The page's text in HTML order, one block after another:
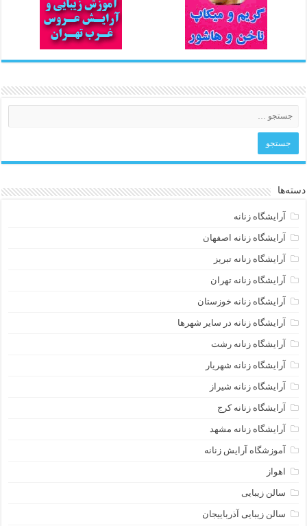
دسته‌ها
آرایشگاه زنانه
آرایشگاه زنانه اصفهان
آرایشگاه زنانه تبریز
آرایشگاه زنانه تهران
آرایشگاه زنانه خوزستان
آرایشگاه زنانه در سایر شهرها
آرایشگاه زنانه رشت
آرایشگاه زنانه شهریار
آرایشگاه زنانه شیراز
آرایشگاه زنانه کرج
آرایشگاه زنانه مشهد
آموزشگاه آرایش زنانه
اهواز
سالن زیبایی
سالن زیبایی آذرباییجان